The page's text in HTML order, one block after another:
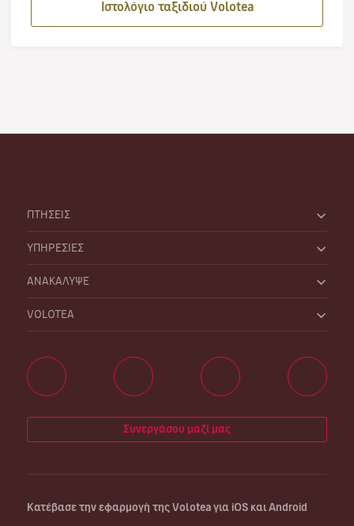
Ιστολόγιο ταξιδιού Volotea
ΠΤΗΣΕΙΣ
ΥΠΗΡΕΣΙΕΣ
ΑΝΑΚΑΛΥΨΕ
VOLOTEA
Συνεργάσου μαζί μας
Κατέβασε την εφαρμογή της Volotea για iOS και Android